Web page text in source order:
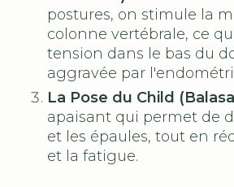
postures, on stimule la
colonne vertébrale, ce
tension dans le bas du
aggravée par
La Pose du Child
apaisant qui permet de
et les épaules, tout en
et la fatigue.